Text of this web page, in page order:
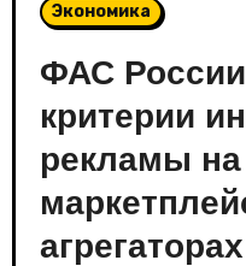
Экономика
ФАС
критерии
рекламы на
агрегаторах